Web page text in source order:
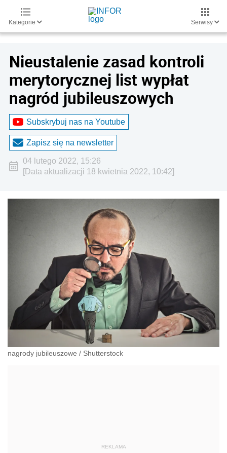
Kategorie Serwisy
Nieustalenie zasad kontroli
merytorycznej list wypłat
nagród jubileuszowych
Subskrybuj nas na Youtube
Zapisz się na newsletter
04 lutego 2022, 15:26
[Data aktualizacji 18 kwietnia 2022, 10:42]
nagrody jubileuszowe / Shutterstock